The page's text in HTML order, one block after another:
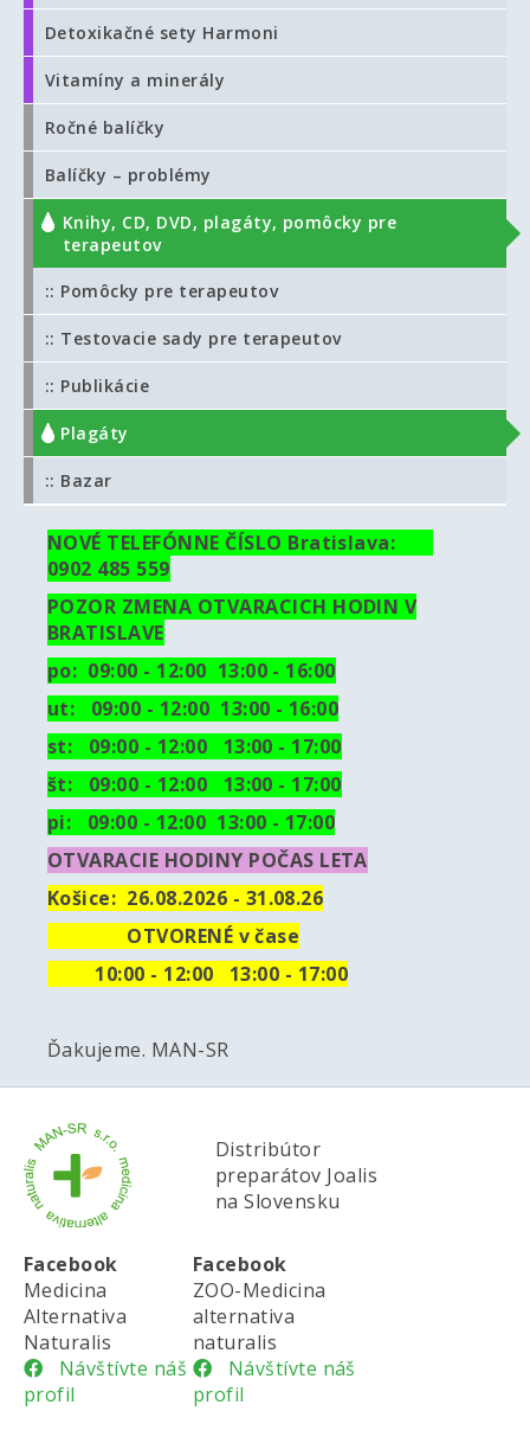
Detoxikačné sety Harmoni
Vitamíny a minerály
Ročné balíčky
Balíčky – problémy
Knihy, CD, DVD, plagáty, pomôcky pre
terapeutov
:: Pomôcky pre terapeutov
:: Testovacie sady pre terapeutov
:: Publikácie
:: Plagáty
:: Bazar
NOVÉ TELEFÓNNE ČÍSLO Bratislava:
0902 485 559
POZOR ZMENA OTVARACICH HODIN V
BRATISLAVE
po: 09:00 - 12:00 13:00 - 16:00
ut: 09:00 - 12:00 13:00 - 16:00
st: 09:00 - 12:00 13:00 - 17:00
št: 09:00 - 12:00 13:00 - 17:00
pi: 09:00 - 12:00 13:00 - 17:00
OTVARACIE HODINY POČAS LETA
Košice: 26.08.2026 - 31.08.26
OTVORENÉ v čase
10:00 - 12:00 13:00 - 17:00
Ďakujeme. MAN-SR
Distribútor
preparátov Joalis
na Slovensku
Facebook
Medicina
Alternativa
Naturalis
Návštívte náš
profil
Facebook
ZOO-Medicina
alternativa
naturalis
Návštívte náš
profil